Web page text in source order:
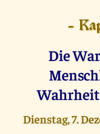
-
Die
Wahrheit
Dienstag, 7.